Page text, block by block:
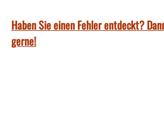
Haben Sie einen Fehler entdeckt?
gerne!